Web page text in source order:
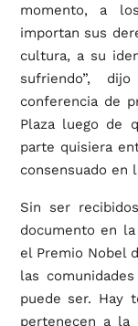
momento, a
importan sus
cultura, a su
sufriendo”,
conferencia de
Plaza luego de
parte quisiera
consensuado en
Sin ser
documento en
el Premio Nobel
las
puede ser. Hay
pertenecen a la